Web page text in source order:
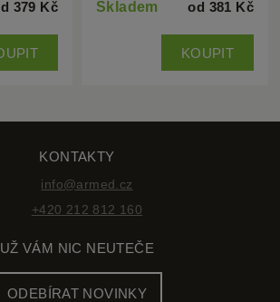
KONTAKTY
info@armed.cz
+420 212 812 160
UŽ VÁM NIC NEUTEČE
ODEBÍRAT NOVINKY